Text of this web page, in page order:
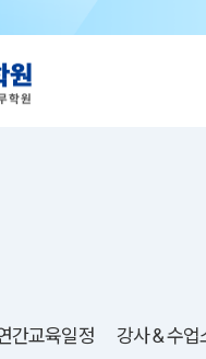
간교육일정 강사＆수업